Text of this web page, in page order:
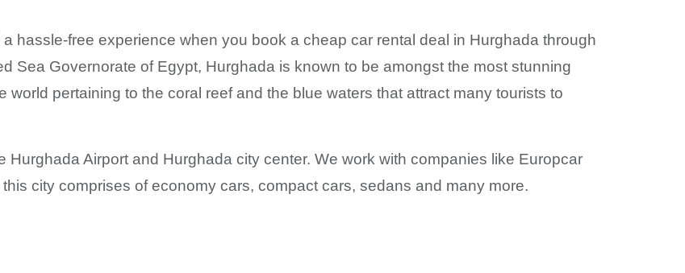
hassle-free experience when you book a cheap car rental deal in Hurghada through
Sea Governorate of Egypt, Hurghada is known to be amongst the most stunning
world pertaining to the coral reef and the blue waters that attract many tourists to
Airport and Hurghada city center. We work with companies like Europcar
city comprises of economy cars, compact cars, sedans and many more.